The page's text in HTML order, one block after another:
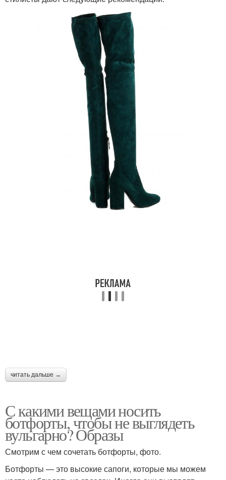
читать дальше →
С какими вещами носить
ботфорты, чтобы не выглядеть
вульгарно? Образы
Смотрим с чем сочетать ботфорты, фото.
Ботфорты — это высокие сапоги, которые мы можем